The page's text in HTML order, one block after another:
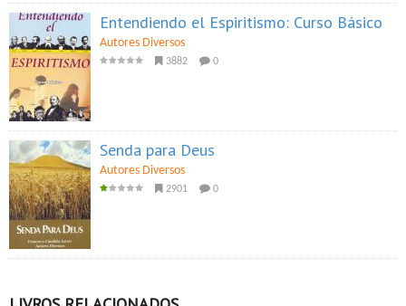
Entendiendo el Espiritismo: Curso Básico
Autores Diversos
3882 0
Senda para Deus
Autores Diversos
2901 0